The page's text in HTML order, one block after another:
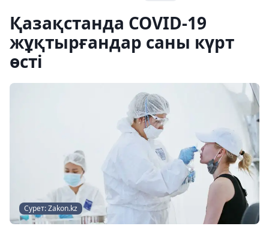
Қазақстанда COVID-19
жұқтырғандар саны күрт
өсті
Сурет: Zakon.kz